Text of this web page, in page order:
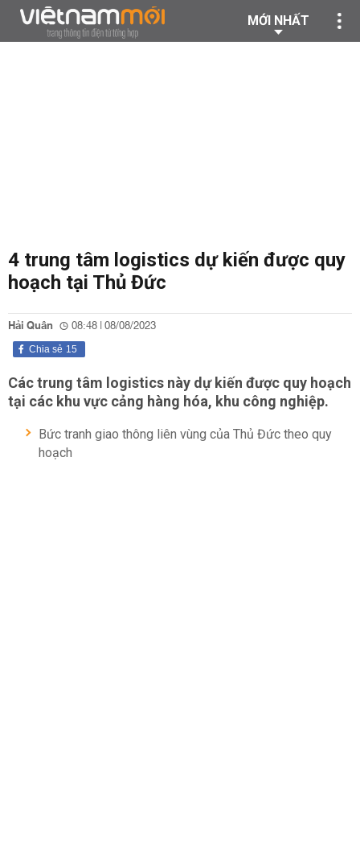
MỚI NHẤT
4 trung tâm logistics dự kiến được quy
hoạch tại Thủ Đức
Hải Quân 08:48 | 08/08/2023
15
Chia sẻ
Các trung tâm logistics này dự kiến được quy hoạch
tại các khu vực cảng hàng hóa, khu công nghiệp.
Bức tranh giao thông liên vùng của Thủ Đức theo quy
hoạch